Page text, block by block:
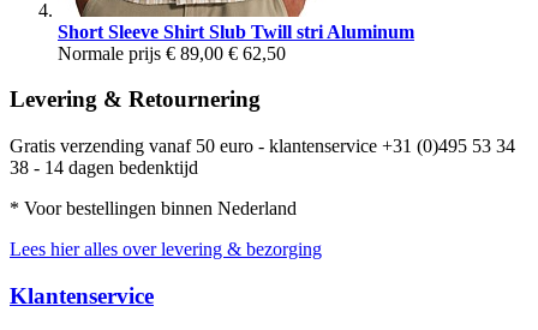
Short Sleeve Shirt Slub Twill stri Aluminum
Normale prijs € 89,00 € 62,50
Levering & Retournering
Gratis verzending vanaf 50 euro - klantenservice +31 (0)495 53 34
38 - 14 dagen bedenktijd
* Voor bestellingen binnen Nederland
Lees hier alles over levering & bezorging
Klantenservice